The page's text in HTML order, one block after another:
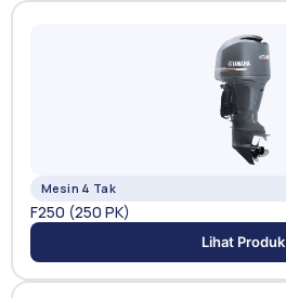
Mesin 4 Tak
F250 (250 PK)
Lihat Produk